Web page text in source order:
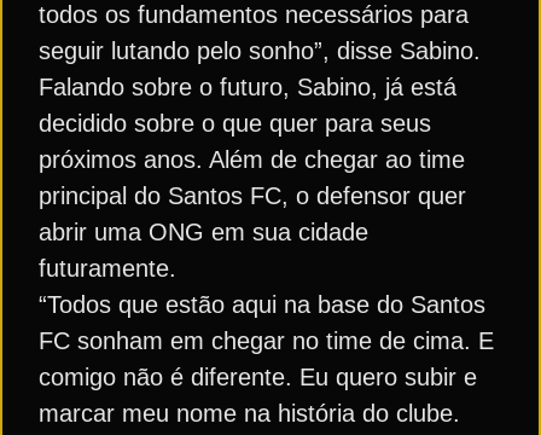
todos os fundamentos necessários para
seguir lutando pelo sonho”, disse Sabino.
Falando sobre o futuro, Sabino, já está
decidido sobre o que quer para seus
próximos anos. Além de chegar ao time
principal do Santos FC, o defensor quer
abrir uma ONG em sua cidade
futuramente.
“Todos que estão aqui na base do Santos
FC sonham em chegar no time de cima. E
comigo não é diferente. Eu quero subir e
marcar meu nome na história do clube.